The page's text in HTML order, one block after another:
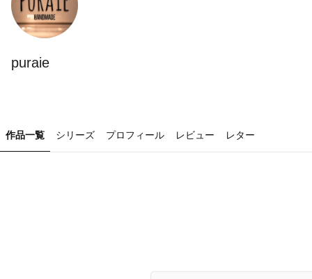
puraie
作品一覧 シリーズ プロフィール レビュー レター